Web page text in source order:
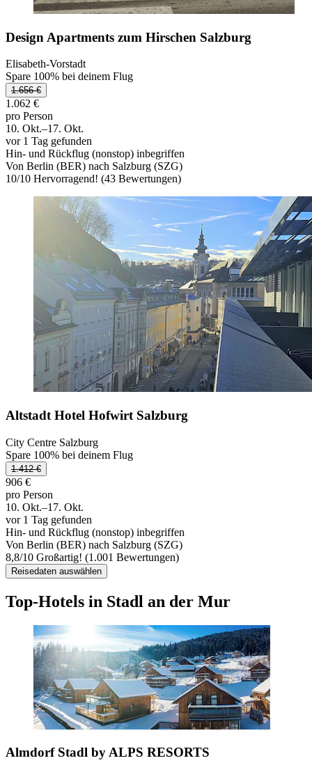
Design Apartments zum Hirschen Salzburg
Elisabeth-Vorstadt
Spare 100% bei deinem Flug
1.656 €
1.062 €
pro Person
10. Okt.–17. Okt.
vor 1 Tag gefunden
Hin- und Rückflug (nonstop) inbegriffen
Von Berlin (BER) nach Salzburg (SZG)
10/10 Hervorragend! (43 Bewertungen)
Altstadt Hotel Hofwirt Salzburg
City Centre Salzburg
Spare 100% bei deinem Flug
1.412 €
906 €
pro Person
10. Okt.–17. Okt.
vor 1 Tag gefunden
Hin- und Rückflug (nonstop) inbegriffen
Von Berlin (BER) nach Salzburg (SZG)
8,8/10 Großartig! (1.001 Bewertungen)
Reisedaten auswählen
Top-Hotels in Stadl an der Mur
Almdorf Stadl by ALPS RESORTS